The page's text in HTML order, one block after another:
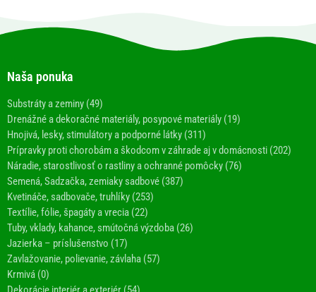
Naša ponuka
Substráty a zeminy (49)
Drenážné a dekoračné materiály, posypové materiály (19)
Hnojivá, lesky, stimulátory a podporné látky (311)
Prípravky proti chorobám a škodcom v záhrade aj v domácnosti (202)
Náradie, starostlivosť o rastliny a ochranné pomôcky (76)
Semená, Sadzačka, zemiaky sadbové (387)
Kvetináče, sadbovače, truhlíky (253)
Textílie, fólie, špagáty a vrecia (22)
Tuby, vklady, kahance, smútočná výzdoba (26)
Jazierka – príslušenstvo (17)
Zavlažovanie, polievanie, závlaha (57)
Krmivá (0)